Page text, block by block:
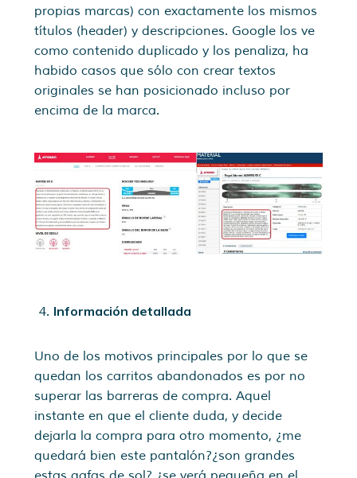
propias marcas) con exactamente los mismos
títulos (header) y descripciones. Google los ve
como contenido duplicado y los penaliza, ha
habido casos que sólo con crear textos
originales se han posicionado incluso por
encima de la marca.
Información detallada
Uno de los motivos principales por lo que se
quedan los carritos abandonados es por no
superar las barreras de compra. Aquel
instante en que el cliente duda, y decide
dejarla la compra para otro momento, ¿me
quedará bien este pantalón?¿son grandes